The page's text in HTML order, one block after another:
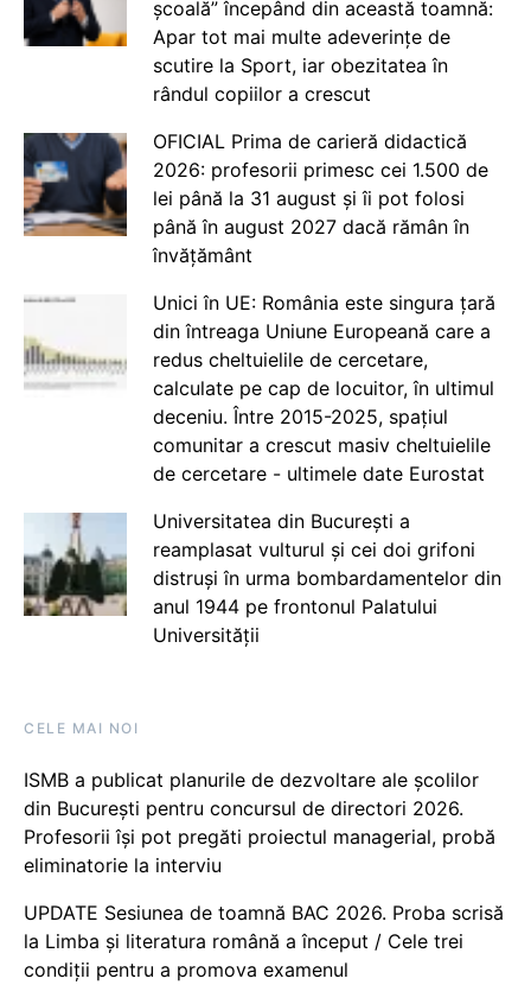
școală” începând din această toamnă:
Apar tot mai multe adeverințe de
scutire la Sport, iar obezitatea în
rândul copiilor a crescut
OFICIAL Prima de carieră didactică
2026: profesorii primesc cei 1.500 de
lei până la 31 august și îi pot folosi
până în august 2027 dacă rămân în
învățământ
Unici în UE: România este singura țară
din întreaga Uniune Europeană care a
redus cheltuielile de cercetare,
calculate pe cap de locuitor, în ultimul
deceniu. Între 2015-2025, spațiul
comunitar a crescut masiv cheltuielile
de cercetare - ultimele date Eurostat
Universitatea din București a
reamplasat vulturul și cei doi grifoni
distruși în urma bombardamentelor din
anul 1944 pe frontonul Palatului
Universității
CELE MAI NOI
ISMB a publicat planurile de dezvoltare ale școlilor
din București pentru concursul de directori 2026.
Profesorii își pot pregăti proiectul managerial, probă
eliminatorie la interviu
UPDATE Sesiunea de toamnă BAC 2026. Proba scrisă
la Limba și literatura română a început / Cele trei
condiții pentru a promova examenul